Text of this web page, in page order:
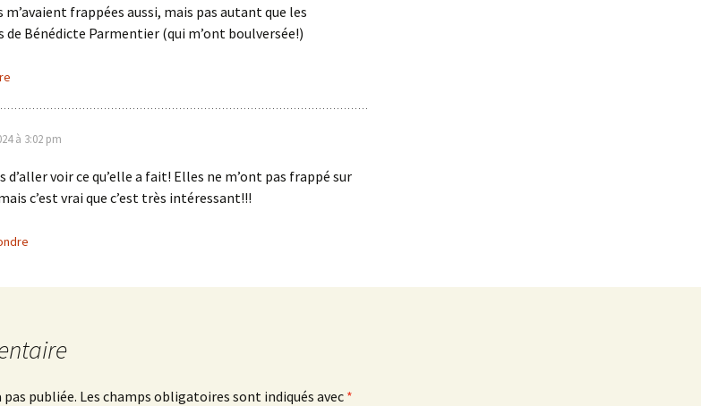
m’avaient frappées aussi, mais pas autant que les
de Bénédicte Parmentier (qui m’ont boulversée!)
à 3:02 pm
d’aller voir ce qu’elle a fait! Elles ne m’ont pas frappé sur
c’est vrai que c’est très intéressant!!!
publiée. Les champs obligatoires sont indiqués avec *